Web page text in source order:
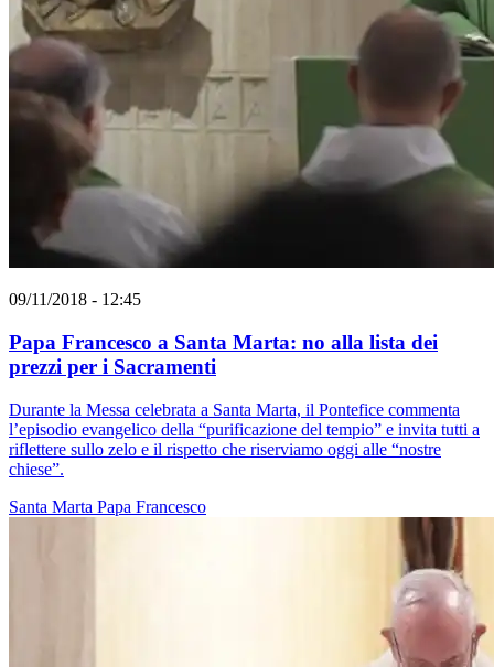
09/11/2018 - 12:45
Papa Francesco a Santa Marta: no alla lista dei
prezzi per i Sacramenti
Durante la Messa celebrata a Santa Marta, il Pontefice commenta
l’episodio evangelico della “purificazione del tempio” e invita tutti a
riflettere sullo zelo e il rispetto che riserviamo oggi alle “nostre
chiese”.
Santa Marta Papa Francesco